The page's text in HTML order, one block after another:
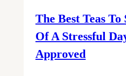
On
The
Market
Right
The Best Teas
Of A Stressful
Approved